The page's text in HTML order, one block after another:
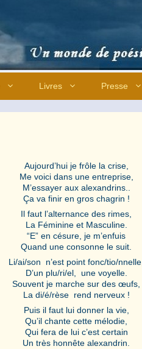
Livres Presse
Aujourd’hui je frôle la crise,
Me voici dans une entreprise,
M’essayer aux alexandrins..
Ça va finir en gros chagrin !
Il faut l’alternance des rimes,
La Féminine et Masculine.
“E” en césure, je m’enfuis
Quand une consonne le suit.
Li/ai/son n’est point fonc/tio/nnelle,
D’un plu/ri/el, une voyelle.
Souvent je marche sur des œufs,
La di/é/rèse rend nerveux !
Puis il faut lui donner la vie,
Qu’il chante cette mélodie,
Qui fera de lui c’est certain
Un très honnête alexandrin.